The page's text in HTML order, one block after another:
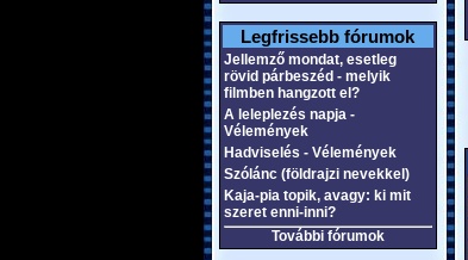
Legfrissebb fórumok
Jellemző mondat, esetleg
rövid párbeszéd - melyik
filmben hangzott el?
A leleplezés napja -
Vélemények
Hadviselés - Vélemények
Szólánc (földrajzi nevekkel)
Kaja-pia topik, avagy: ki mit
szeret enni-inni?
További fórumok